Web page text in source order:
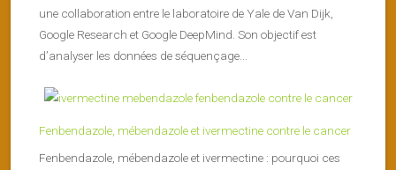
une collaboration entre le laboratoire de Yale de Van Dijk,
Google Research et Google DeepMind. Son objectif est
d’analyser les données de séquençage...
Fenbendazole, mébendazole et ivermectine contre le cancer
Fenbendazole, mébendazole et ivermectine : pourquoi ces